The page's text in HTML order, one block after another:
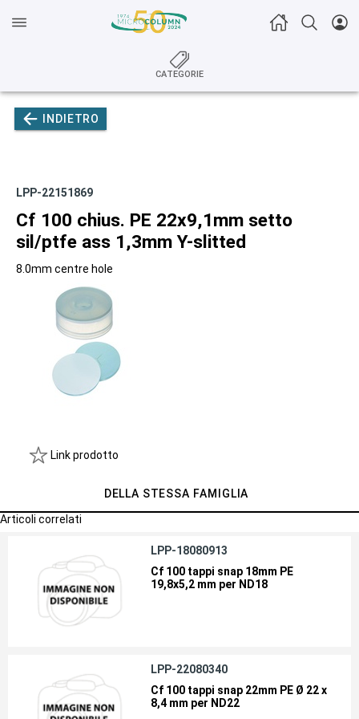
CATEGORIE
INDIETRO
LPP-22151869
Cf 100 chius. PE 22x9,1mm setto
sil/ptfe ass 1,3mm Y-slitted
8.0mm centre hole
Link prodotto
DELLA STESSA FAMIGLIA
Articoli correlati
LPP-18080913
Cf 100 tappi snap 18mm PE
19,8x5,2 mm per ND18
LPP-22080340
Cf 100 tappi snap 22mm PE Ø 22 x
8,4 mm per ND22